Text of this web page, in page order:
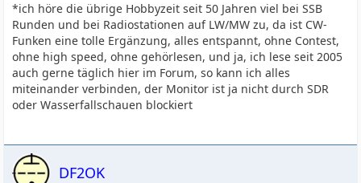
*ich höre die übrige Hobbyzeit seit 50 Jahren viel bei SSB
Runden und bei Radiostationen auf LW/MW zu, da ist CW-
Funken eine tolle Ergänzung, alles entspannt, ohne Contest,
ohne high speed, ohne gehörlesen, und ja, ich lese seit 2005
auch gerne täglich hier im Forum, so kann ich alles
miteinander verbinden, der Monitor ist ja nicht durch SDR
oder Wasserfallschauen blockiert
DF2OK